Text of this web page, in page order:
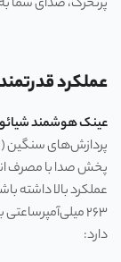
عملکرد
عینک هوشمند
پخش صدا با مصرف
عملکرد بالا داشته
۲۶۳
دارد: